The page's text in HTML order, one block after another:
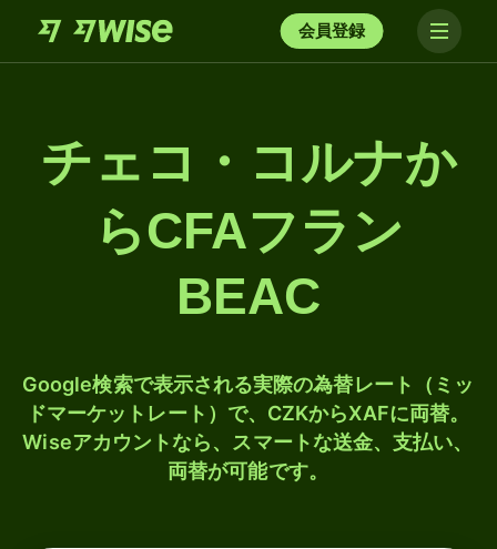
会員登録
チェコ・コルナか
らCFAフラン
BEAC
Google検索で表示される実際の為替レート（ミッ
ドマーケットレート）で、CZKからXAFに両替。
Wiseアカウントなら、スマートな送金、支払い、
両替が可能です。